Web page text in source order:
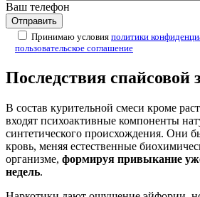
Ваш телефон
Принимаю условия политики
пользовательское соглашение
Последствия спайсовой
В состав курительной смеси кроме
входят психоактивные компоненты
синтетического происхождения. Они
кровь, меняя естественные
организме, формируя привыкание
недель.